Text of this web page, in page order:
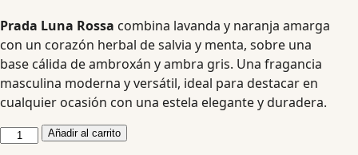
Prada Luna Rossa combina lavanda y naranja amarga
con un corazón herbal de salvia y menta, sobre una
base cálida de ambroxán y ambra gris. Una fragancia
masculina moderna y versátil, ideal para destacar en
cualquier ocasión con una estela elegante y duradera.
Añadir al carrito